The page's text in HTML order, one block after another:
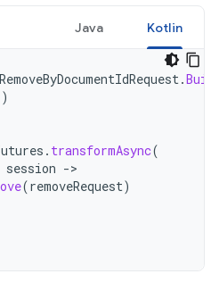
Kotlin
Java
RemoveByDocumentIdRequest.
)
. transformAsync(
session -
(removeRequest)